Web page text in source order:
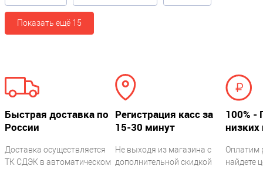
Показать ещё 15
Быстрая доставка по
России
Доставка осуществляется
ТК СДЭК в автоматическом
Регистрация касс за
15-30 минут
Не выходя из магазина с
дополнительной скидкой
100% -
низких
Оплатим
найдете